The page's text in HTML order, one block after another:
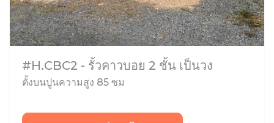
#H.CBC2 - รั้วคาวบอย 2 ชั้น เป็นวง
ตั้งบนปูนความสูง 85 ซม